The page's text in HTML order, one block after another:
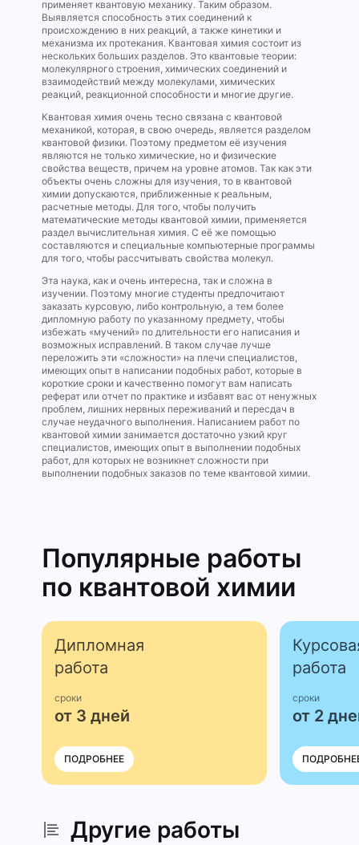
применяет квантовую механику. Таким образом.
Выявляется способность этих соединений к
происхождению в них реакций, а также кинетики и
механизма их протекания. Квантовая химия состоит из
нескольких больших разделов. Это квантовые теории:
молекулярного строения, химических соединений и
взаимодействий между молекулами, химических
реакций, реакционной способности и многие другие.
Квантовая химия очень тесно связана с квантовой
механикой, которая, в свою очередь, является разделом
квантовой физики. Поэтому предметом её изучения
являются не только химические, но и физические
свойства веществ, причем на уровне атомов. Так как эти
объекты очень сложны для изучения, то в квантовой
химии допускаются, приближенные к реальным,
расчетные методы. Для того, чтобы получить
математические методы квантовой химии, применяется
раздел вычислительная химия. С её же помощью
составляются и специальные компьютерные программы
для того, чтобы рассчитывать свойства молекул.
Эта наука, как и очень интересна, так и сложна в
изучении. Поэтому многие студенты предпочитают
заказать курсовую, либо контрольную, а тем более
дипломную работу по указанному предмету, чтобы
избежать «мучений» по длительности его написания и
возможных исправлений. В таком случае лучше
переложить эти «сложности» на плечи специалистов,
имеющих опыт в написании подобных работ, которые в
короткие сроки и качественно помогут вам написать
реферат или отчет по практике и избавят вас от ненужных
проблем, лишних нервных переживаний и пересдач в
случае неудачного выполнения. Написанием работ по
квантовой химии занимается достаточно узкий круг
специалистов, имеющих опыт в выполнении подобных
работ, для которых не возникнет сложности при
выполнении подобных заказов по теме квантовой химии.
Популярные работы
по квантовой химии
Дипломная
работа
сроки
от 3 дней
ПОДРОБНЕЕ
работа
сроки
от 2
Другие работы